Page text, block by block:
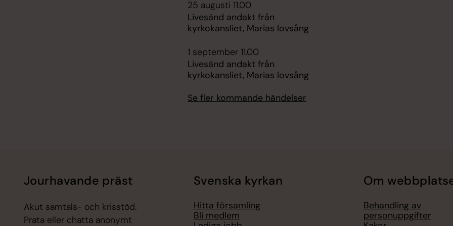
25 augusti 11.00
Livesänd andakt från
kyrkokansliet, Marias lovsång
1 september 11.00
Livesänd andakt från
kyrkokansliet, Marias lovsång
Se fler kommande händelser
Jourhavande präst
Akut samtals- och krisstöd.
Prata eller chatta anonymt
Svenska kyrkan
Hitta församling
Bli medlem
Om
Behandling av
personuppgifter